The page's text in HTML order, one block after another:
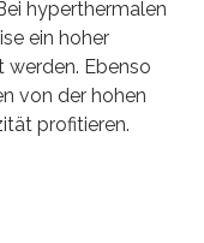
hyperthermalen
ein hoher
werden. Ebenso
von der hohen
profitieren.